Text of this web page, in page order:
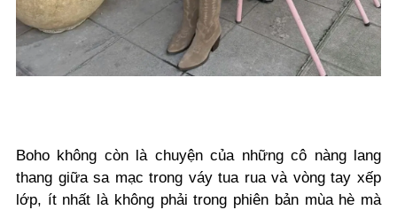
Boho không còn là chuyện của những cô nàng lang
thang giữa sa mạc trong váy tua rua và vòng tay xếp
lớp, ít nhất là không phải trong phiên bản mùa hè mà